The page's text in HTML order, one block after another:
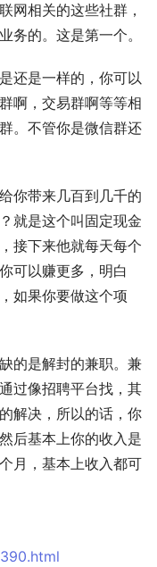
网相关的这些社群，
务的。这是第一个。
还是一样的，你可以
啊，交易群啊等等相
。不管你是微信群还
你带来几百到几千的
就是这个叫固定现金
接下来他就每天每个
可以赚更多，明白
如果你要做这个项
的是解封的兼职。兼
过像招聘平台找，其
解决，所以的话，你
后基本上你的收入是
月，基本上收入都可